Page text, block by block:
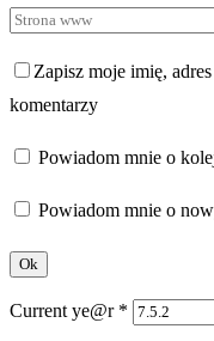
Zapisz moje imię,
komentarzy
Powiadom mnie o
Powiadom mnie o
Current ye@r *